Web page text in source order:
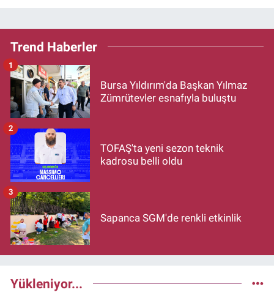
Trend Haberler
Bursa Yıldırım'da Başkan Yılmaz
Zümrütevler esnafıyla buluştu
1
TOFAŞ'ta yeni sezon teknik
kadrosu belli oldu
2
Sapanca SGM'de renkli etkinlik
3
Yükleniyor...